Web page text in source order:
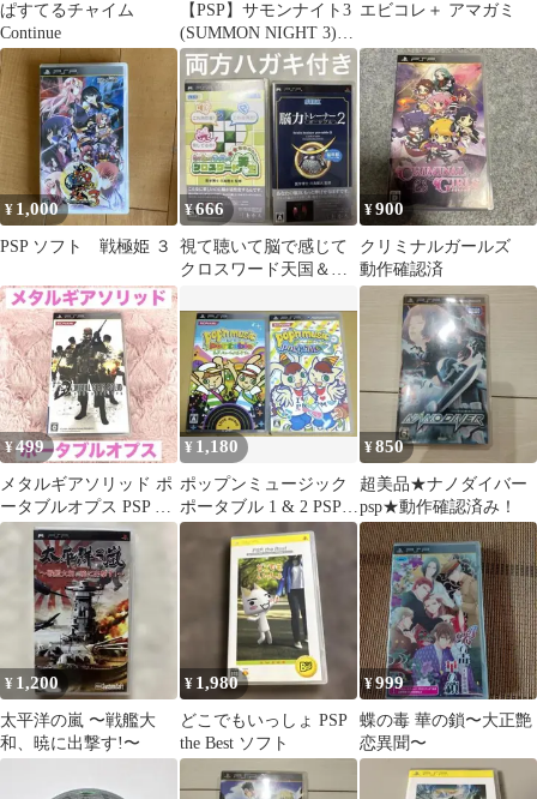
ぱすてるチャイム
Continue
【PSP】サモンナイト3
(SUMMON NIGHT 3)
説明書付き
エビコレ＋ アマガミ
¥ 1,000
PSP ソフト 戦極姫 ３
¥666
視て聴いて脳で感じて
クロスワード天国＆脳
付 川島隆太監修
¥900
クリミナルガールズ
動作確認済
¥499
メタルギアソリッド ポ
ータブルオプス PSP ソ
フト
¥ 1,180
ポップンミュージック
ポータブル 1 & 2 PSP 2
点セット
¥850
超美品★ナノダイバー
psp★動作確認済み！
¥ 1,200
太平洋の嵐 〜戦艦大
和、暁に出撃す!〜
¥ 1,980
どこでもいっしょ PSP
the Best ソフト
¥999
蝶の毒 華の鎖〜大正艶
恋異聞〜